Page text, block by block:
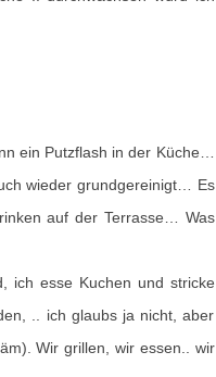
ein Putzflash in der Küche…
wieder grundgereinigt… Es
auf der Terrasse… Was
ich esse Kuchen und stricke
.. ich glaubs ja nicht, aber
Wir grillen, wir essen.. wir